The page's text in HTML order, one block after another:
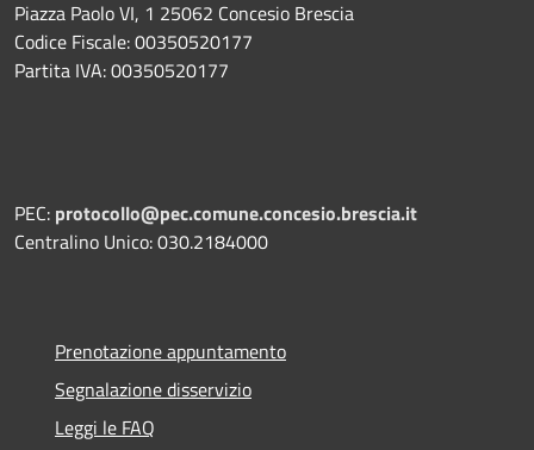
Piazza Paolo VI, 1 25062 Concesio Brescia
Codice Fiscale: 00350520177
Partita IVA: 00350520177
PEC: protocollo@pec.comune.concesio.brescia.it
Centralino Unico: 030.2184000
Prenotazione appuntamento
Segnalazione disservizio
Leggi le FAQ